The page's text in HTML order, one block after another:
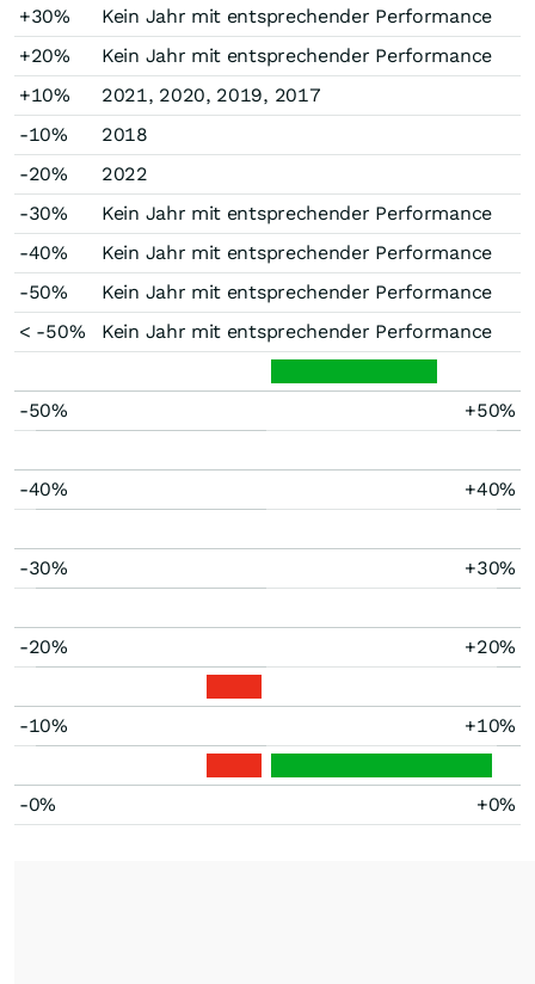
+30%
Kein Jahr mit entsprechender Performance
+20%
Kein Jahr mit entsprechender Performance
+10%
2021, 2020, 2019, 2017
-10%
2018
-20%
2022
-30%
Kein Jahr mit entsprechender Performance
-40%
Kein Jahr mit entsprechender Performance
-50%
Kein Jahr mit entsprechender Performance
< -50%
Kein Jahr mit entsprechender Performance
-50% +50%
-40% +40%
-30% +30%
-20% +20%
-10% +10%
-0% +0%